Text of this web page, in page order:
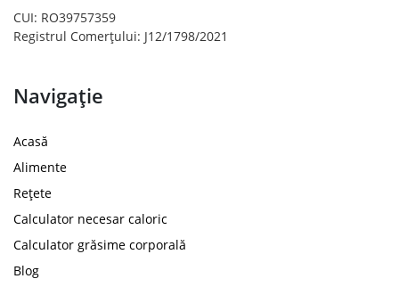
CUI: RO39757359
Registrul Comerțului: J12/1798/2021
Navigație
Acasă
Alimente
Rețete
Calculator necesar caloric
Calculator grăsime corporală
Blog